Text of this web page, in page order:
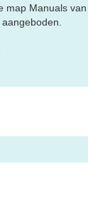
Manuals